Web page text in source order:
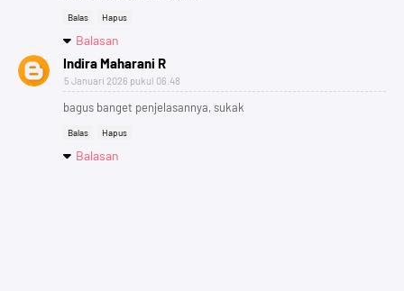
Balas Hapus
Balasan
Indira Maharani R
5 Januari 2026 pukul 06.48
bagus banget penjelasannya, sukak
Balas Hapus
Balasan